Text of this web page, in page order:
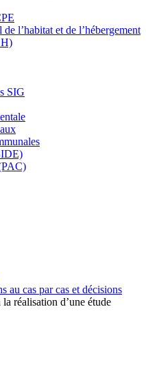
l’habitat et de l’hébergement
SIG
au cas par cas et décisions
réalisation d’une étude